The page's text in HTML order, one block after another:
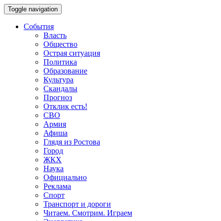
Toggle navigation
События
Власть
Общество
Острая ситуация
Политика
Образование
Культура
Скандалы
Прогноз
Отклик есть!
СВО
Армия
Афиша
Глядя из Ростова
Город
ЖКХ
Наука
Официально
Реклама
Спорт
Транспорт и дороги
Читаем. Смотрим. Играем